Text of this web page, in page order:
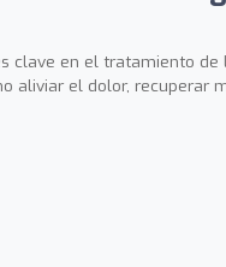
clave en el tratamiento de
aliviar el dolor, recuperar